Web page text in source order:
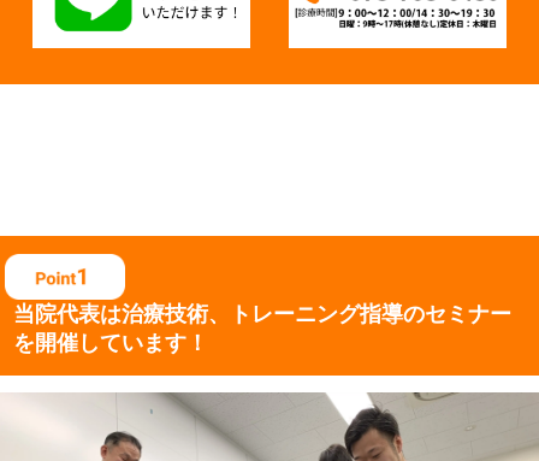
当院代表は治療技術、 トレーニング指導のセミナー
を開催しています！